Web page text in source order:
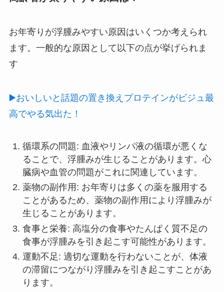
お年寄りが浮腫みやすい原因はいくつか考えられ
ます。一般的な原因として以下の点が挙げられま
す
▶️おいしいと話題の置き換えプロテインがビジュ最
高でやる気出た！
循環系の問題: 血液やリンパ液の循環が悪くな
ることで、浮腫みが生じることがあります。心
臓病や血管の問題がこれに関連しています。
薬物の副作用: お年寄りは多くの薬を服用する
ことがあるため、薬物の副作用により浮腫みが
生じることがあります。
食事と栄養: 高塩分の食事やたんぱく質不足の
食事が浮腫みを引き起こす可能性があります。
運動不足: 適切な運動を行わないことが、体液
の滞留につながり浮腫みを引き起こすことがあ
ります。